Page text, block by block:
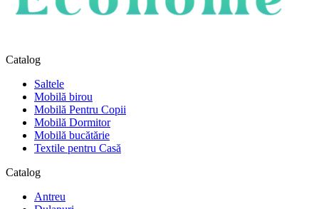
Catalog
Saltele
Mobilă birou
Mobilă Pentru Copii
Mobilă Dormitor
Mobilă bucătărie
Textile pentru Casă
Catalog
Antreu